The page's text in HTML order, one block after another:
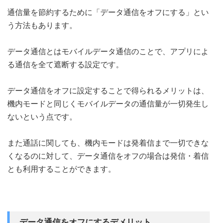
通信量を節約するために「データ通信をオフにする」とい
う方法もあります。
データ通信とはモバイルデータ通信のことで、アプリによ
る通信を全て遮断する設定です。
データ通信をオフに設定することで得られるメリットは、
機内モードと同じくモバイルデータの通信量が一切発生し
ないという点です。
また通話に関しても、機内モードは発着信まで一切できな
くなるのに対して、データ通信をオフの場合は発信・着信
とも利用することができます。